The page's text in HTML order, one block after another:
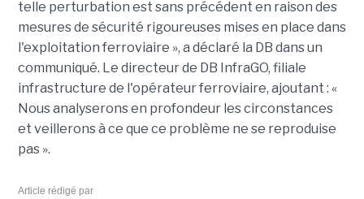
telle perturbation est sans précédent en raison des
mesures de sécurité rigoureuses mises en place dans
l'exploitation ferroviaire », a déclaré la DB dans un
communiqué. Le directeur de DB InfraGO, filiale
infrastructure de l'opérateur ferroviaire, ajoutant : «
Nous analyserons en profondeur les circonstances
et veillerons à ce que ce problème ne se reproduise
pas ».
Article rédigé par